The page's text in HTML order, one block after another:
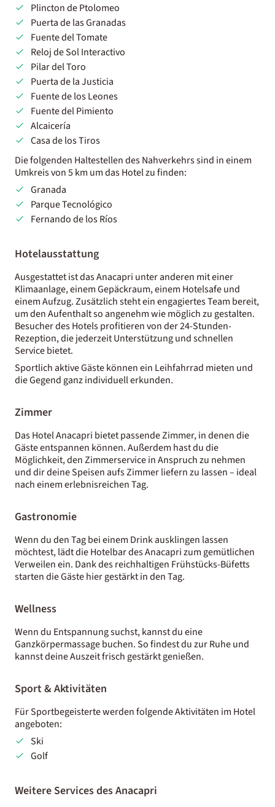
Plincton de Ptolomeo
Puerta de las Granadas
Fuente del Tomate
Reloj de Sol Interactivo
Pilar del Toro
Puerta de la Justicia
Fuente de los Leones
Fuente del Pimiento
Alcaicería
Casa de los Tiros
Die folgenden Haltestellen des Nahverkehrs sind in einem
Umkreis von 5 km um das Hotel zu finden:
Granada
Parque Tecnológico
Fernando de los Ríos
Hotelausstattung
Ausgestattet ist das Anacapri unter anderen mit einer
Klimaanlage, einem Gepäckraum, einem Hotelsafe und
einem Aufzug. Zusätzlich steht ein engagiertes Team bereit,
um den Aufenthalt so angenehm wie möglich zu gestalten.
Besucher des Hotels profitieren von der 24-Stunden-
Rezeption, die jederzeit Unterstützung und schnellen
Service bietet.
Sportlich aktive Gäste können ein Leihfahrrad mieten und
die Gegend ganz individuell erkunden.
Zimmer
Das Hotel Anacapri bietet passende Zimmer, in denen die
Gäste entspannen können. Außerdem hast du die
Möglichkeit, den Zimmerservice in Anspruch zu nehmen
und dir deine Speisen aufs Zimmer liefern zu lassen – ideal
nach einem erlebnisreichen Tag.
Gastronomie
Wenn du den Tag bei einem Drink ausklingen lassen
möchtest, lädt die Hotelbar des Anacapri zum gemütlichen
Verweilen ein. Dank des reichhaltigen Frühstücks-Büfetts
starten die Gäste hier gestärkt in den Tag.
Wellness
Wenn du Entspannung suchst, kannst du eine
Ganzkörpermassage buchen. So findest du zur Ruhe und
kannst deine Auszeit frisch gestärkt genießen.
Sport & Aktivitäten
Für Sportbegeisterte werden folgende Aktivitäten im Hotel
angeboten:
Ski
Golf
Weitere Services des Anacapri